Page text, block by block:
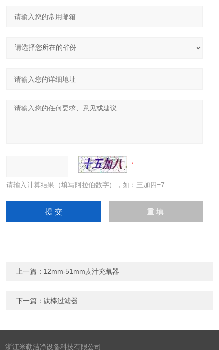
请输入计算结果（填写阿拉伯数字），如：三加四=7
上一篇： 12mm-51mm麦汁充氧器
下一篇：钛棒过滤器
浙江米勒洁净设备科技有限公司